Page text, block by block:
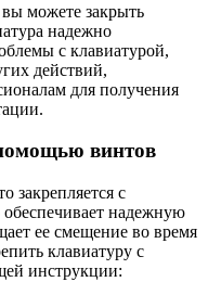
можете закрыть
надежно
с клавиатурой,
действий,
для получения
винтов
закрепляется с
надежную
ее смещение во время
клавиатуру с
инструкции: